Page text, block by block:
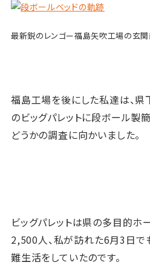
最新鋭のレンゴー福島矢吹工場の玄
福島工場を後にした私達は、
のビッグパレットに段ボール製
どうかの調査に向かいました。
ビッグパレットは県の多目的ホ
2,500人、私が訪れた6月3日
難生活をしていたのです。